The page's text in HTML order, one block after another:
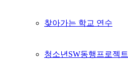
찾아가는 학교 연수
청소년SW동행프로젝트